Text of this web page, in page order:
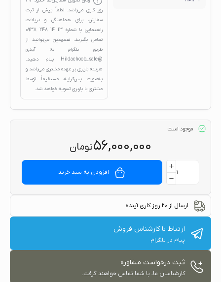
روز کاریمی‌باشد. لطفاً پیش از ثبت
سفارش، برای هماهنگی و دریافت
راهنمایی با شماره 13 14 248 0938
تماس بگیرید. همچنین می‌توانید از
طریق تلگرام به آیدی
@Hildachoob_sale
پیام دهید.
هزینه باربری بر عهده مشتری می‌باشد و
به‌صورت پس‌کرایه، مستقیماً توسط
مشتری با باربری تسویه خواهد شد.
موجود است
۵۶,۰۰۰,۰۰۰تومان
افزودن به سبد خرید
ارسال از 20 روز کاری آینده
ارتباط با کارشناس فروش
پیام در تلگرام
ثبت درخواست مشاوره
کارشناسان ما، با شما تماس خواهند گرفت.